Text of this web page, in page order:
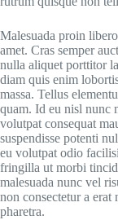
Malesuada proin
amet. Cras semper
nulla aliquet porttitor
diam quis enim
massa. Tellus
quam. Id eu nisl nunc
volutpat consequat
suspendisse potenti
eu volutpat odio
fringilla ut morbi
malesuada nunc vel
non consectetur a
pharetra.